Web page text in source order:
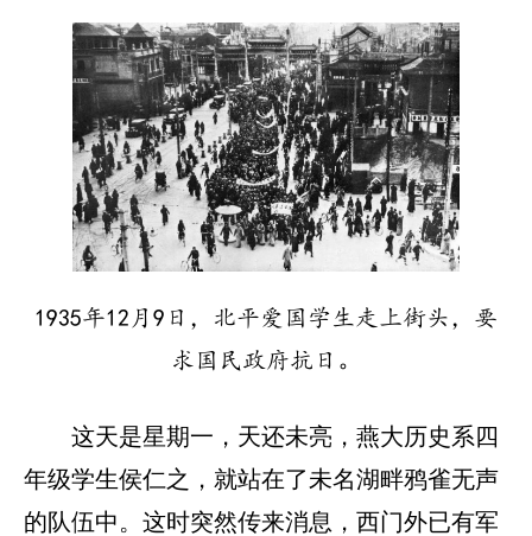
1935年12月9日，北平爱国学生走上街头，要
求国民政府抗日。
这天是星期一，天还未亮，燕大历史系四
年级学生侯仁之，就站在了未名湖畔鸦雀无声
的队伍中。这时突然传来消息，西门外已有军